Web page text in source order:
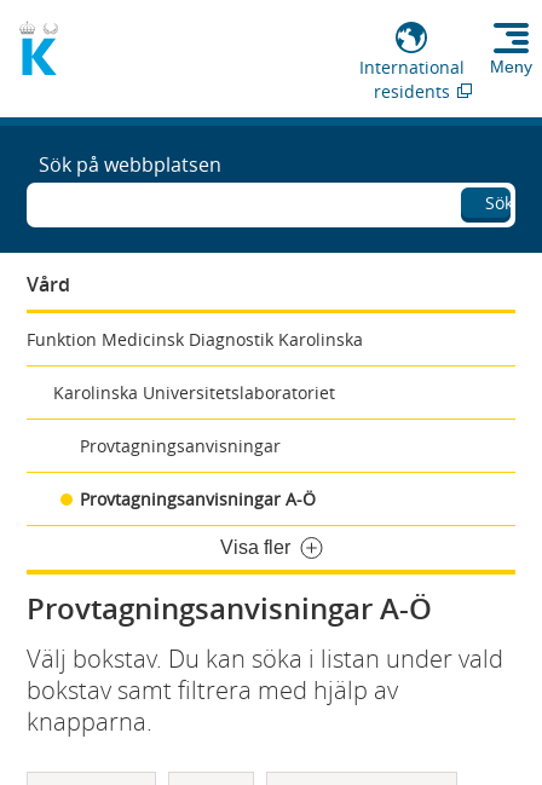
International
residents
Meny
Sök på webbplatsen
Sök
Vård
Funktion Medicinsk Diagnostik Karolinska
Karolinska Universitetslaboratoriet
Provtagningsanvisningar
Provtagningsanvisningar A-Ö
Visa fler
Provtagningsanvisningar A-Ö
Välj bokstav. Du kan söka i listan under vald
bokstav samt filtrera med hjälp av
knapparna.